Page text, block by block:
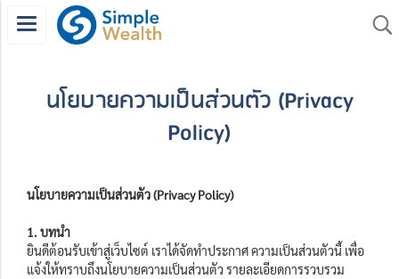
นโยบายความเป็นส่วนตัว (Privacy
Policy)
นโยบายความเป็นส่วนตัว (Privacy Policy)
1. บทนำ
ยินดีต้อนรับเข้าสู่เว็บไซต์ เราได้จัดทำประกาศ ความเป็นส่วนตัวนี้ เพื่อ
แจ้งให้ทราบถึงนโยบายความเป็นส่วนตัว รายละเอียดการรวบรวม